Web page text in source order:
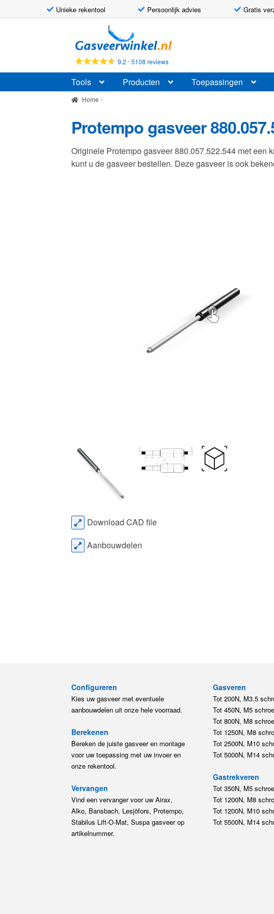
Unieke rekentool Persoonlijk advies Gratis
door
naar
navigatie
naar
de
inhoud
9.2 -5108 reviews
Tools Producten Toepassingen
Home
Protempo gasveer
Originele Protempo gasveer 880.057.522.544 met een
kunt u de gasveer bestellen. Deze gasveer is ook
Download CAD file
Aanbouwdelen
Configureren
Kies uw gasveer met eventuele
aanbouwdelen uit onze hele voorraad.
Berekenen
Bereken de juiste gasveer en montage
voor uw toepassing met uw invoer en
onze rekentool.
Vervangen
Vind een vervanger voor uw Airax,
Alko, Bansbach, Lesjöfors, Protempo,
Stabilus Lift-O-Mat, Suspa gasveer op
artikelnummer.
Gasveren
Tot 200N, M3.5
Tot 450N, M5
Tot 800N, M8
Tot 1250N, M8
Tot 2500N, M10
Tot 5000N, M14
Gastrekveren
Tot 350N, M5
Tot 1200N, M8
Tot 1200N, M10
Tot 5500N, M14